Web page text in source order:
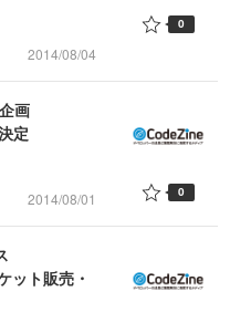
2014/08/04
0
画
定
2014/08/01 0
ット販売・